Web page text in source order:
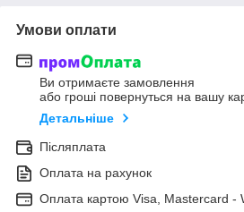
Умови оплати
Ви отримаєте замовлення
або гроші повернуться на вашу
Детальніше
Післяплата
Оплата на рахунок
Оплата картою Visa, Mastercard -